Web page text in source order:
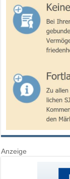
Anzeige